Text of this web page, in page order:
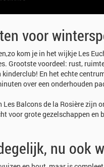
voor
kom je in het wijkje Les
Grootste voordeel: rust,
En het echte
over een onderhouden
Balcons de la Rosière
voor grote gezelschappen en
nu ook